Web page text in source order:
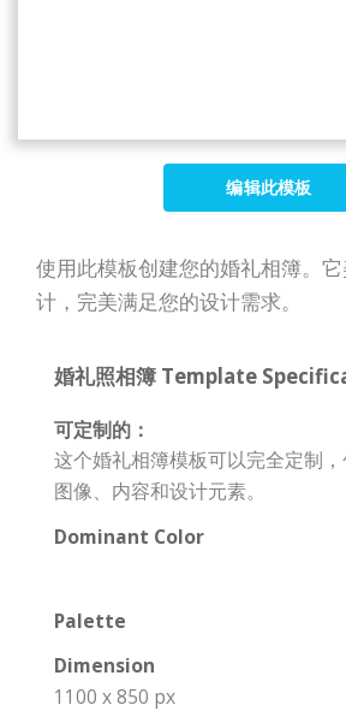
编辑此模板
使用此模板创建您的婚礼相簿。
计，完美满足您的设计需求。
婚礼照相簿 Template
可定制的：
这个婚礼相簿模板可以完全定制，
图像、内容和设计元素。
Dominant Color
Palette
Dimension
1100 x 850 px